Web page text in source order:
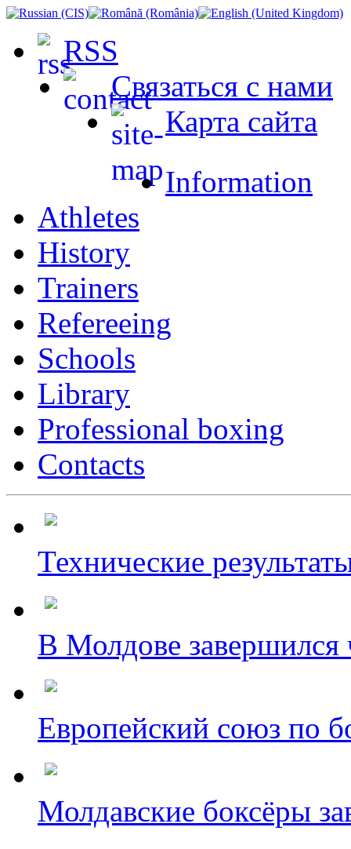
RSS
Связаться с нами
Карта сайта
Information
Athletes
History
Trainers
Refereeing
Schools
Library
Professional boxing
Contacts
Технические
В Молдове завершился
Европейский союз по
Молдавские боксёры